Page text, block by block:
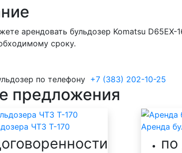
арендовать бульдозер Komatsu
сроку.
по телефону +7 (383) 202-10-25
предложения
ЧТЗ Т-170 Аренда
по